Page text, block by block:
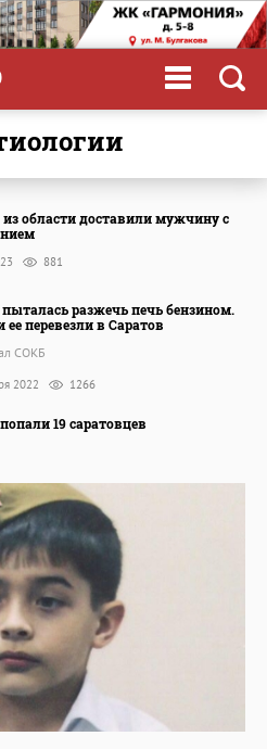
из области доставили мужчину с
881
разжечь печь бензином.
перевезли в Саратов
СОКБ
2022 1266
19 саратовцев